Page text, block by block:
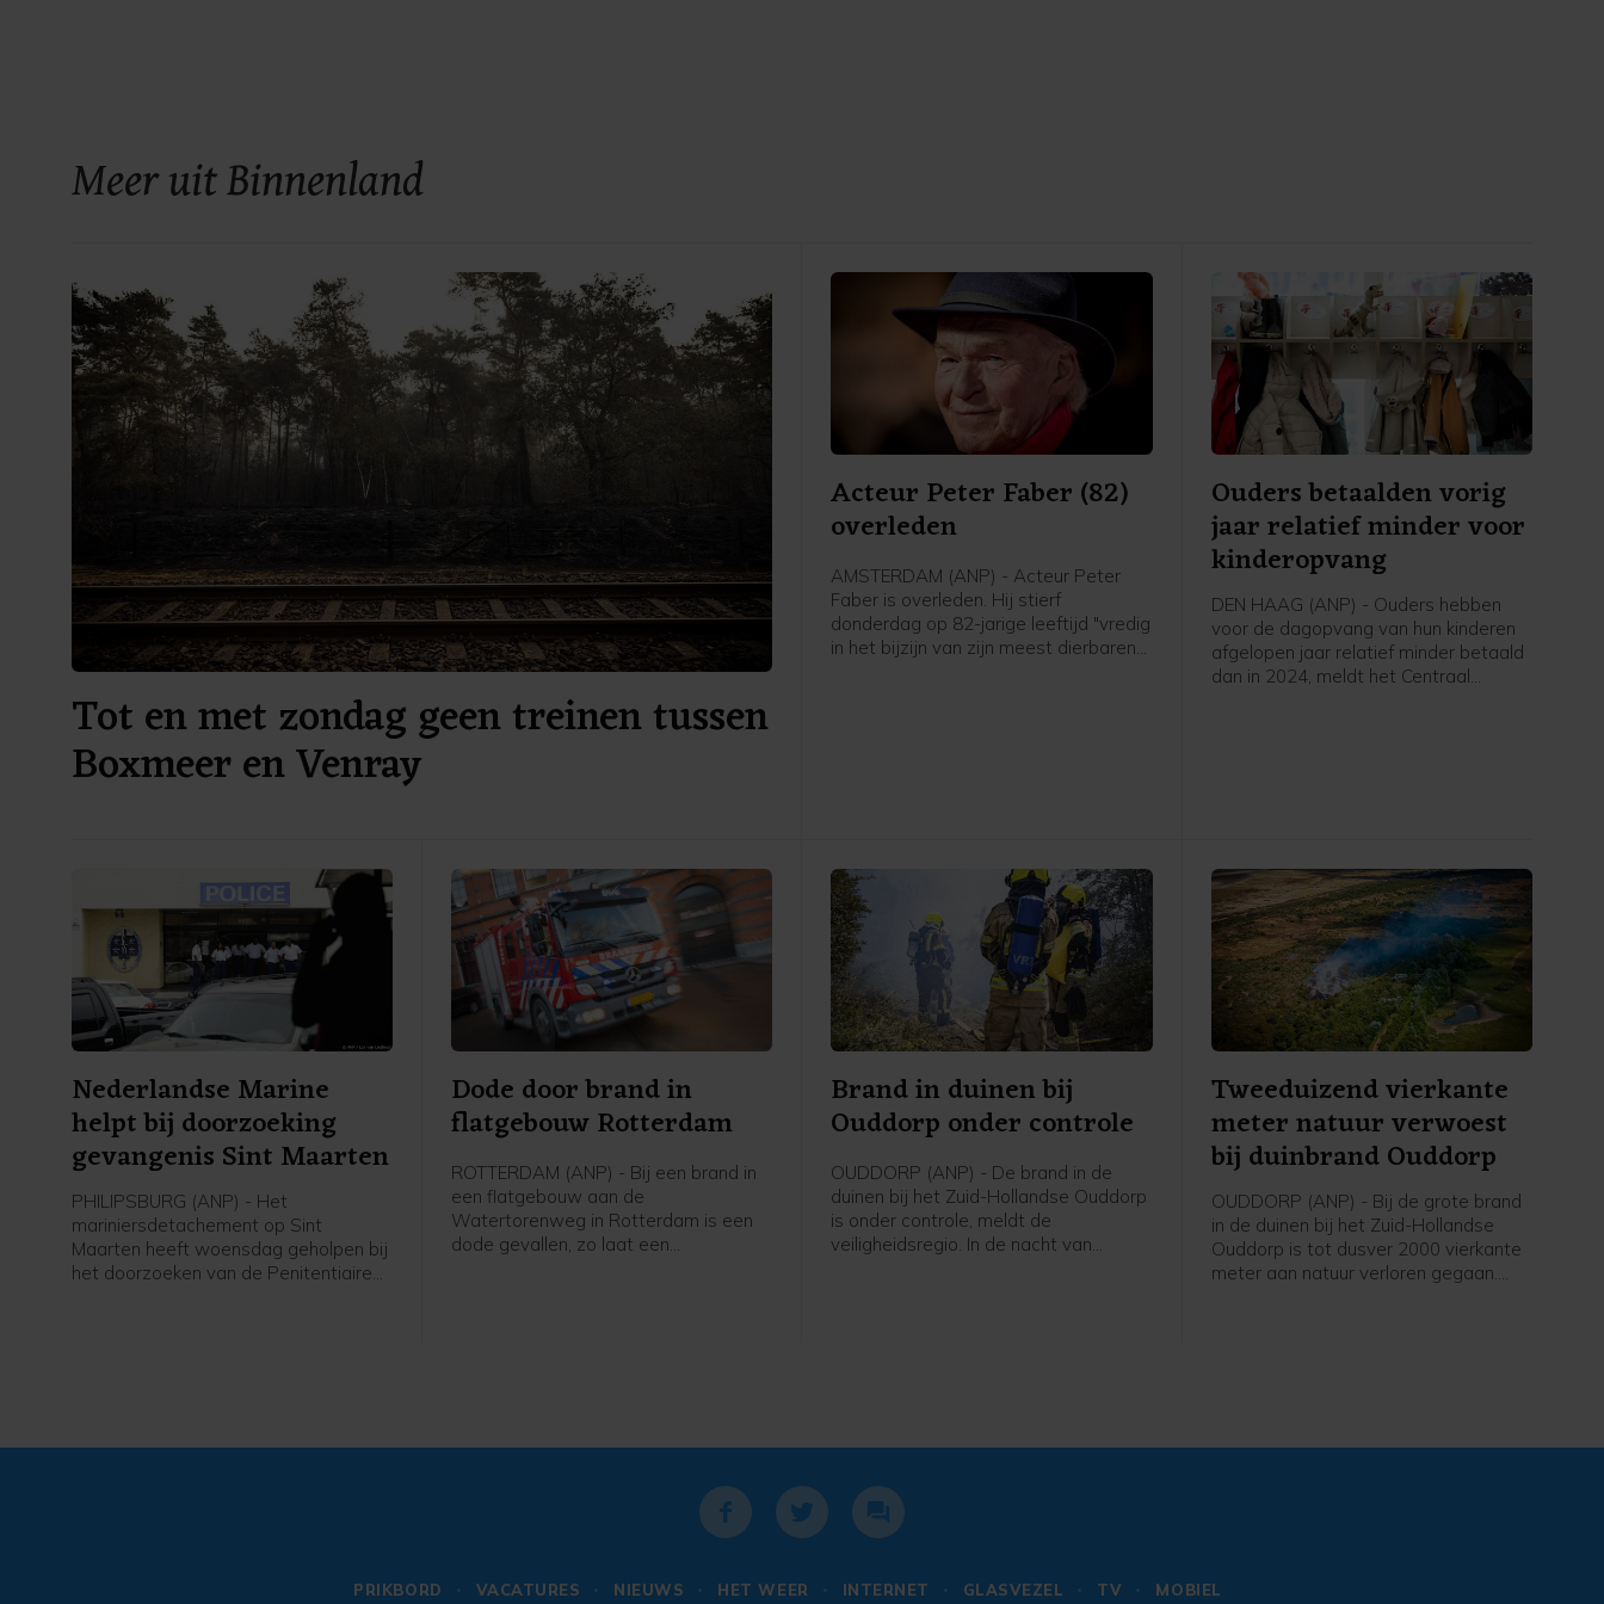
Meer uit Binnenland
Tot en met zondag geen treinen tussen
Boxmeer en Venray
Acteur Peter Faber (82)
overleden
AMSTERDAM (ANP) - Acteur Peter
Faber is overleden. Hij stierf
donderdag op 82-jarige leeftijd "vredig
in het bijzijn van zijn meest dierbaren",
Ouders betaalden vorig
jaar relatief minder voor
kinderopvang
DEN HAAG (ANP) - Ouders hebben
voor de dagopvang van hun kinderen
afgelopen jaar relatief minder betaald
dan in 2024, meldt het Centraal
kinderopvangtoeslag.
Nederlandse Marine
helpt bij doorzoeking
gevangenis Sint Maarten
PHILIPSBURG (ANP) - Het
mariniersdetachement op Sint
Maarten heeft woensdag geholpen bij
het doorzoeken van de Penitentiaire
Dode door brand in
flatgebouw Rotterdam
ROTTERDAM (ANP) - Bij een brand in
een flatgebouw aan de
Watertorenweg in Rotterdam is een
dode gevallen, zo laat een
Brand in duinen bij
Ouddorp onder controle
OUDDORP (ANP) - De brand in de
duinen bij het Zuid-Hollandse Ouddorp
is onder controle, meldt de
veiligheidsregio. In de nacht van
Tweeduizend vierkante
meter natuur verwoest
bij duinbrand Ouddorp
OUDDORP (ANP) - Bij de grote brand
in de duinen bij het Zuid-Hollandse
Ouddorp is tot dusver 2000 vierkante
meter aan natuur verloren gegaan.
PRIKBORD VACATURES NIEUWS HET WEER INTERNET GLASVEZEL TV MOBIEL